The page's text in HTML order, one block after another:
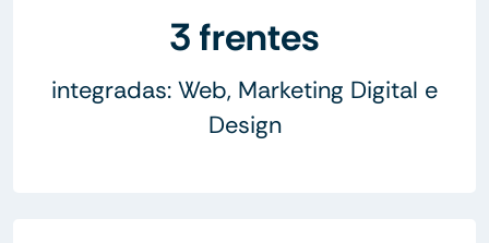
3 frentes
integradas: Web, Marketing Digital e
Design